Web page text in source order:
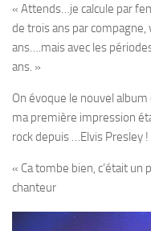
« Attends…je calcule par
de trois ans par compagne,
ans….mais avec les
ans. »
On évoque le nouvel album
ma première impression
rock depuis …Elvis Presley !
« Ca tombe bien, c’était
chanteur